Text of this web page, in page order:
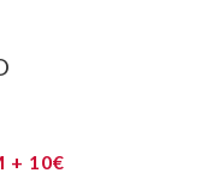
+ 10€